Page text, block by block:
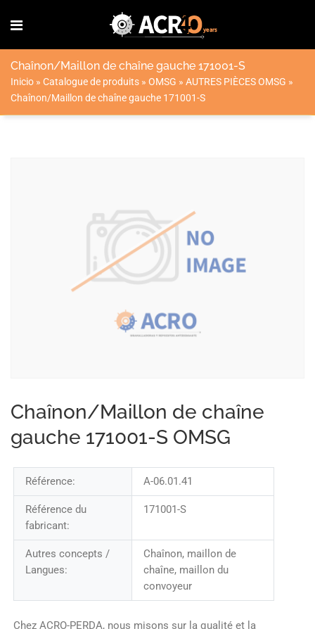
Chaînon/Maillon de chaîne gauche 171001-S
Inicio » Catalogue de produits » OMSG » AUTRES PIÈCES OMSG »
Chaînon/Maillon de chaîne gauche 171001-S
Chaînon/Maillon de chaîne
gauche 171001-S OMSG
Référence: A-06.01.41
Référence du
fabricant:
171001-S
Autres concepts /
Langues:
Chaînon, maillon de
chaîne, maillon du
convoyeur
Chez ACRO-PERDA, nous misons sur la qualité et la